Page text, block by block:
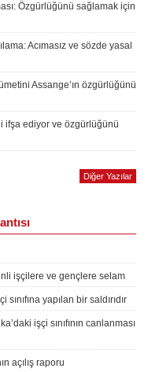
Özgürlüğünü sağlamak için
Acımasız ve sözde yasal
Assange’ın özgürlüğünü
ifşa ediyor ve özgürlüğünü
Diğer Yazılar
işçilere ve gençlere selam
yapılan bir saldırıdır
işçi sınıfının canlanması
açılış raporu